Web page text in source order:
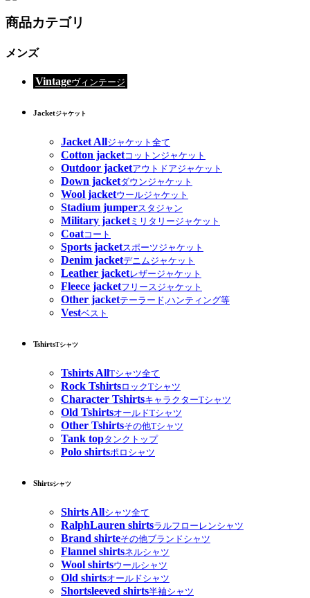
商品カテゴリ
メンズ
Vintageヴィンテージ
Jacketジャケット
Jacket Allジャケット全て
Cotton jacketコットンジャケット
Outdoor jacketアウトドアジャケット
Down jacketダウンジャケット
Wool jacketウールジャケット
Stadium jumperスタジャン
Military jacketミリタリージャケット
Coatコート
Sports jacketスポーツジャケット
Denim jacketデニムジャケット
Leather jacketレザージャケット
Fleece jacketフリースジャケット
Other jacketテーラード,ハンティング等
Vestベスト
TshirtsTシャツ
Tshirts AllTシャツ全て
Rock TshirtsロックTシャツ
Character TshirtsキャラクターTシャツ
Old TshirtsオールドTシャツ
Other Tshirtsその他Tシャツ
Tank topタンクトップ
Polo shirtsポロシャツ
Shirtsシャツ
Shirts Allシャツ全て
RalphLauren shirtsラルフローレンシャツ
Brand shirteその他ブランドシャツ
Flannel shirtsネルシャツ
Wool shirtsウールシャツ
Old shirtsオールドシャツ
Shortsleeved shirts半袖シャツ